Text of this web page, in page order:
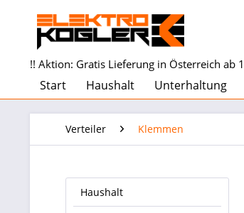
!! Aktion: Gratis Lieferung in Österreich ab
Start Haushalt Unterhaltung
Verteiler Klemmen
Haushalt